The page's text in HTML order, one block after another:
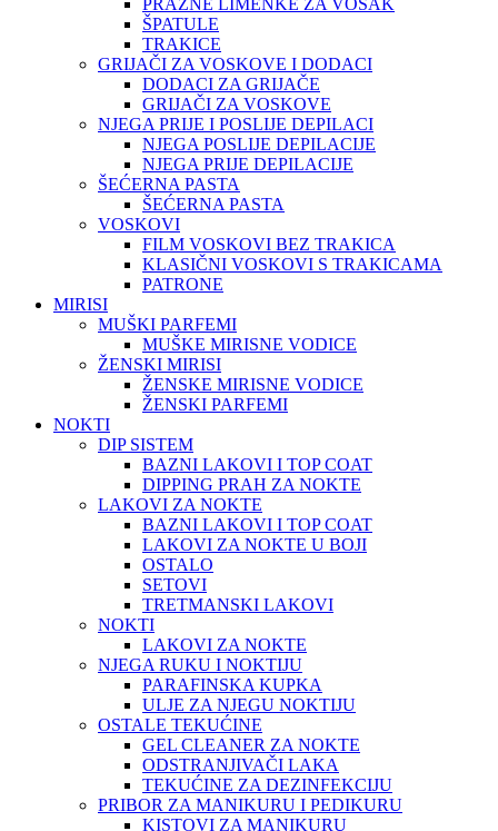
PRAZNE LIMENKE ZA VOSAK
ŠPATULE
TRAKICE
GRIJAČI ZA VOSKOVE I DODACI
DODACI ZA GRIJAČE
GRIJAČI ZA VOSKOVE
NJEGA PRIJE I POSLIJE DEPILACI
NJEGA POSLIJE DEPILACIJE
NJEGA PRIJE DEPILACIJE
ŠEĆERNA PASTA
ŠEĆERNA PASTA
VOSKOVI
FILM VOSKOVI BEZ TRAKICA
KLASIČNI VOSKOVI S TRAKICAMA
PATRONE
MIRISI
MUŠKI PARFEMI
MUŠKE MIRISNE VODICE
ŽENSKI MIRISI
ŽENSKE MIRISNE VODICE
ŽENSKI PARFEMI
NOKTI
DIP SISTEM
BAZNI LAKOVI I TOP COAT
DIPPING PRAH ZA NOKTE
LAKOVI ZA NOKTE
BAZNI LAKOVI I TOP COAT
LAKOVI ZA NOKTE U BOJI
OSTALO
SETOVI
TRETMANSKI LAKOVI
NOKTI
LAKOVI ZA NOKTE
NJEGA RUKU I NOKTIJU
PARAFINSKA KUPKA
ULJE ZA NJEGU NOKTIJU
OSTALE TEKUĆINE
GEL CLEANER ZA NOKTE
ODSTRANJIVAČI LAKA
TEKUĆINE ZA DEZINFEKCIJU
PRIBOR ZA MANIKURU I PEDIKURU
KISTOVI ZA MANIKURU